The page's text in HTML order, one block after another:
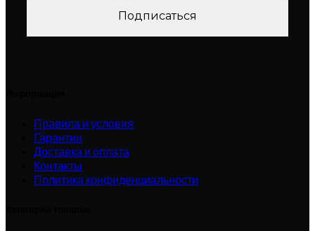
Правила и условия
Гарантии
Доставка и оплата
Контакты
Политика конфиденциальности